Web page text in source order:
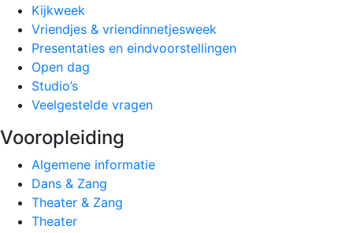
Kijkweek
Vriendjes & vriendinnetjesweek
Presentaties en eindvoorstellingen
Open dag
Studio’s
Veelgestelde vragen
Vooropleiding
Algemene informatie
Dans & Zang
Theater & Zang
Theater